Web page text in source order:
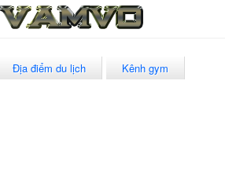
Địa điểm du lịch Kênh gym